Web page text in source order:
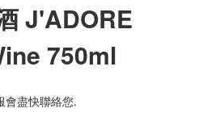
J'ADORE
750ml
會盡快聯絡您.